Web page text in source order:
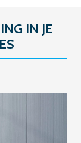
IN JE